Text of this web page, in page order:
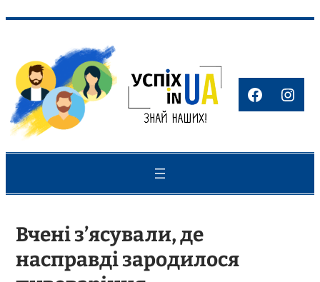
вмісту
Вчені з’ясували, де
насправді зародилося